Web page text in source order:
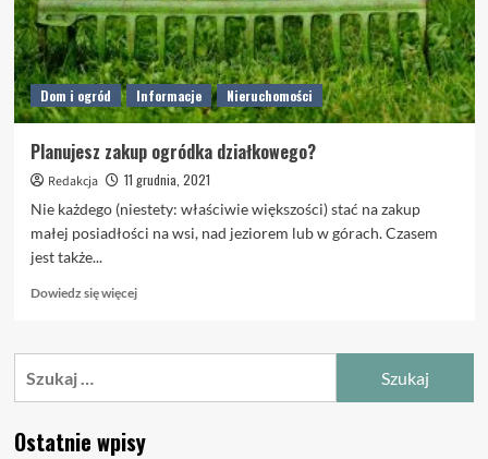
Dom i ogród Informacje Nieruchomości
Planujesz zakup ogródka działkowego?
Redakcja
11 grudnia, 2021
Nie każdego (niestety: właściwie większości) stać na zakup
małej posiadłości na wsi, nad jeziorem lub w górach. Czasem
jest także...
Dowiedz się więcejDowiedz
o
działkowego?
Ostatnie wpisy